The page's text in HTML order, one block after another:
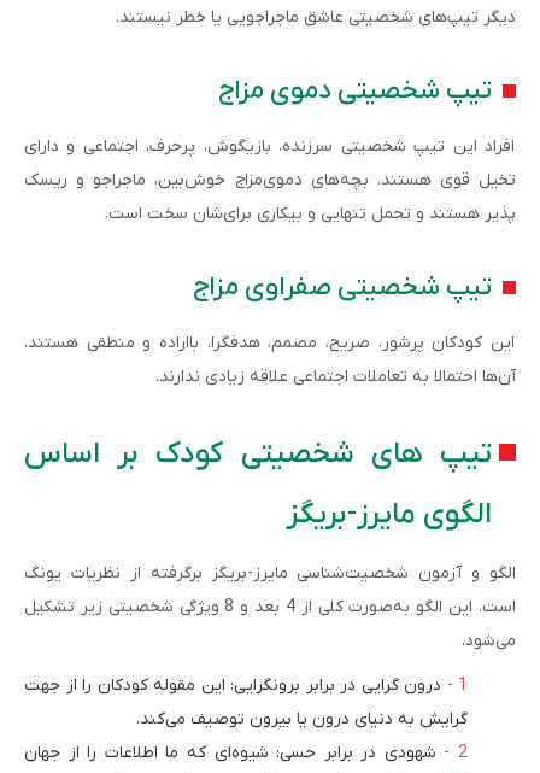
دیگر تیپ­‌های شخصیتی عاشق ماجراجویی یا خطر نیستند.
تیپ شخصیتی دموی­ مزاج
افراد این تیپ شخصیتی سرزنده، بازیگوش، پرحرف، اجتماعی و دارای
تخیل قوی هستند. بچه‌های دموی‌مزاج خوش‌بین، ماجراجو و ریسک
پذیر هستند و تحمل تنهایی و بیکاری برای­‌شان سخت است.
تیپ شخصیتی صفراوی ­مزاج
این کودکان پرشور، صریح، مصمم، هدف­گرا، بااراده و منطقی هستند.
آن‌ها احتمالا به تعاملات اجتماعی علاقه زیادی ندارند.
تیپ های شخصیتی کودک بر اساس
الگوی مایرز-بریگز
الگو و آزمون شخصیت‌­شناسی مایرز-بریگز برگرفته از نظریات یونگ
است. این الگو به‌صورت کلی از 4 بعد و 8 ویژگی شخصیتی زیر تشکیل
می‌شود.
درون گرایی در برابر برونگرایی: این مقوله کودکان را از جهت
گرایش به دنیای درون یا بیرون توصیف می‌کند.
شهودی در برابر حسی: شیوه‌ای که ما اطلاعات را از جهان